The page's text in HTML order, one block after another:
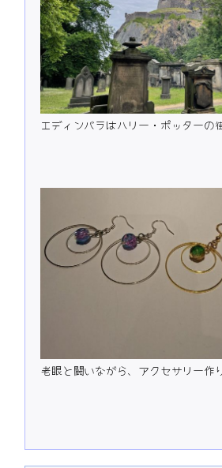
エディンバラはハリー・ポッターの
老眼と闘いながら、アクセサリー作